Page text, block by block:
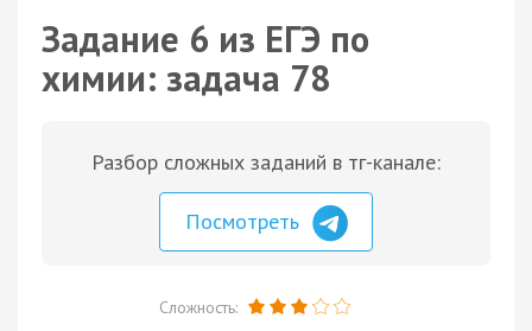
Задание 6 из ЕГЭ по
химии: задача 78
Разбор сложных заданий в тг-канале:
Посмотреть
Сложность: